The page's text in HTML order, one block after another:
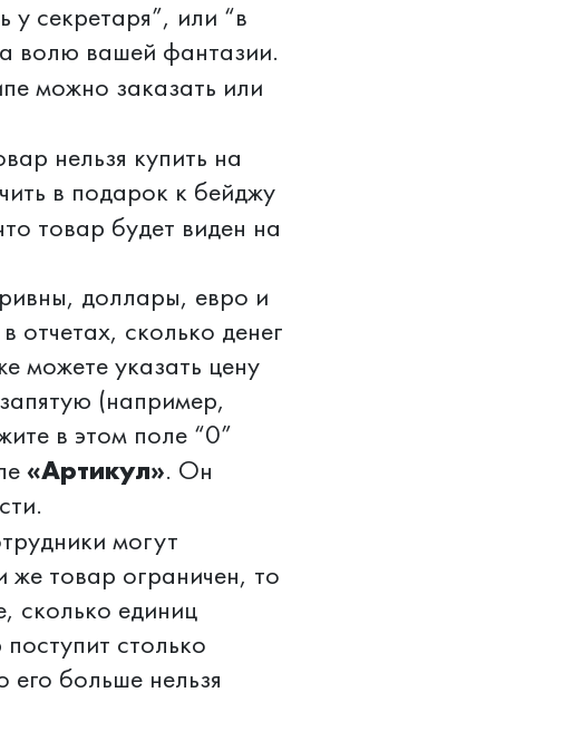
секретаря”, или “в
волю вашей фантазии.
можно заказать или
нельзя купить на
в подарок к бейджу
товар будет виден на
доллары, евро и
отчетах, сколько денег
можете указать цену
(например,
в этом поле “0”
«Артикул». Он
могут
же товар ограничен, то
сколько единиц
столько
его больше нельзя